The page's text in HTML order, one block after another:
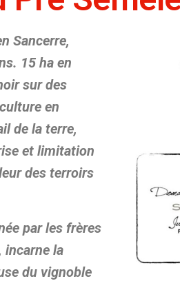
Sancerre,
15 ha en
sur des
en
de la terre,
et limitation
des terroirs
par les frères
incarne la
du vignoble